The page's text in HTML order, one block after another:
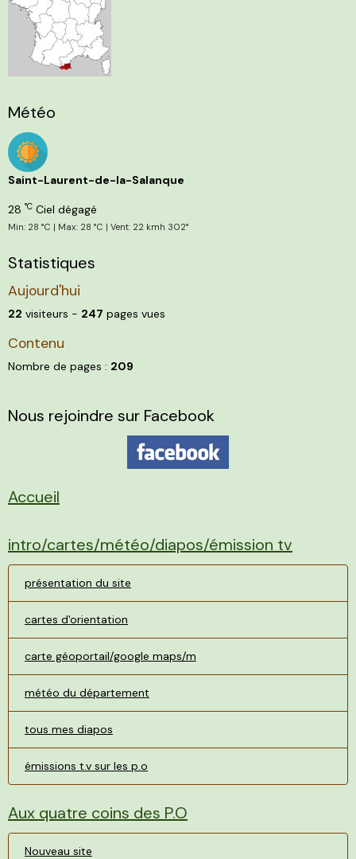
Météo
Saint-Laurent-de-la-Salanque
28 °C Ciel dégagé
Min: 28 °C | Max: 28 °C | Vent: 22 kmh 302°
Statistiques
Aujourd'hui
22 visiteurs - 247 pages vues
Contenu
Nombre de pages : 209
Nous rejoindre sur Facebook
Accueil
intro/cartes/météo/diapos/émission tv
présentation du site
cartes d'orientation
carte géoportail/google maps/m
météo du département
tous mes diapos
émissions t.v sur les p.o
Aux quatre coins des P.O
Nouveau site